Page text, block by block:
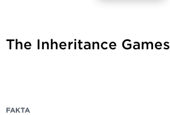
The Inheritance Games
FAKTA